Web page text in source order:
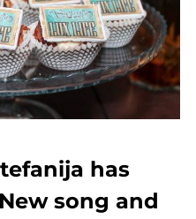
has
song and